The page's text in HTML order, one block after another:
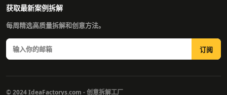
获取最新案例拆解
每周精选高质量拆解和创意方法。
订阅
© 2024 IdeaFactorys.com - 创意拆解工厂